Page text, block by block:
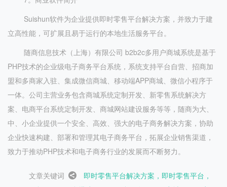
Suishun软件为企业提供即时零售平台解决方案，并致力于建
立高性能，可扩展且易于运行的本地生活服务平台。
随商信息技术（上海）有限公司 b2b2c多用户商城系统是基于
PHP技术的企业级电子商务平台系统，系统支持平台自营、招商加
盟和多商家入驻、集成微信商城、移动端APP商城、微信小程序于
一体。公司主营业务包含商城系统定制开发、新零售系统解决方
案、电商平台系统定制开发、商城网站建设服务等等，随商为大、
中、小企业提供一个安全、高效、强大的电子商务解决方案，协助
企业快速构建、部署和管理其电子商务平台，拓展企业销售渠道，
致力于推动PHP技术和电子商务行业的发展而不断努力。
文章关键词
即时零售平台解决方案，即时零售平台，